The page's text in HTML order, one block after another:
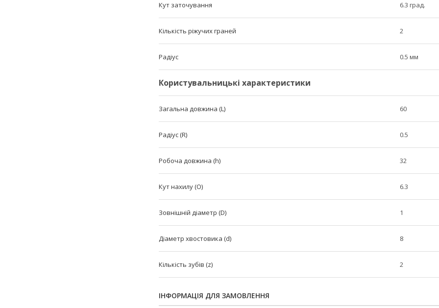
Кут заточування 6.3 град.
Кількість ріжучих граней 2
Радіус 0.5 мм
Користувальницькі характеристики
Загальна довжина (L) 60
Радіус (R) 0.5
Робоча довжина (h) 32
Кут нахилу (O) 6.3
Зовнішній діаметр (D) 1
Діаметр хвостовика (d) 8
Кількість зубів (z) 2
ІНФОРМАЦІЯ ДЛЯ ЗАМОВЛЕННЯ